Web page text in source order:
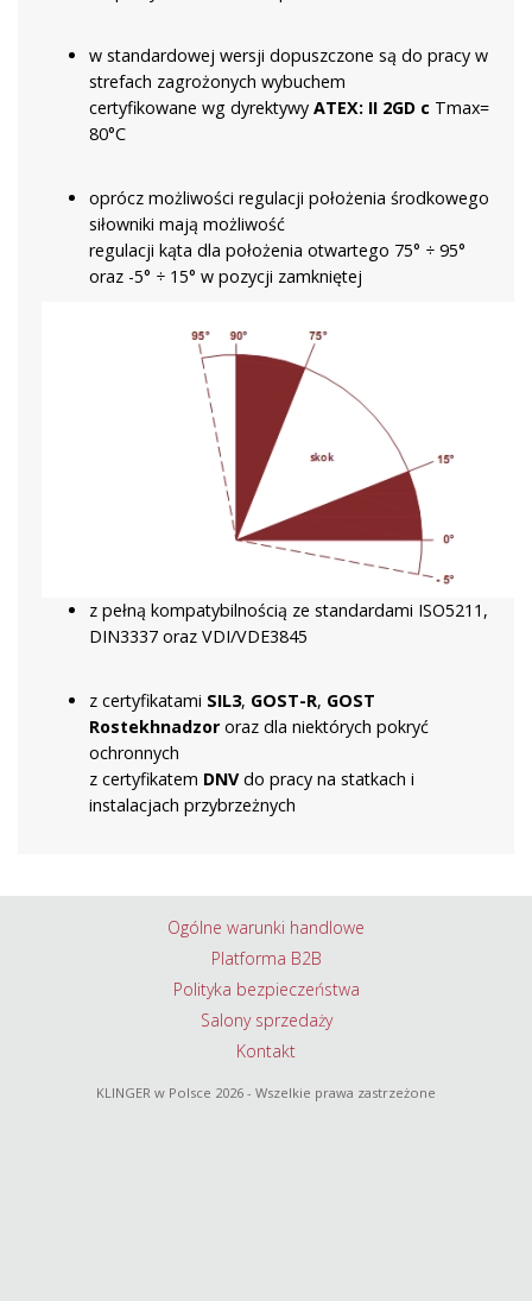
w standardowej wersji dopuszczone są do pracy w
strefach zagrożonych wybuchem
certyfikowane wg dyrektywy ATEX: II 2GD c Tmax=
80°C
oprócz możliwości regulacji położenia środkowego
siłowniki mają możliwość
regulacji kąta dla położenia otwartego 75° ÷ 95°
oraz -5° ÷ 15° w pozycji zamkniętej
z pełną kompatybilnością ze standardami ISO5211,
DIN3337 oraz VDI/VDE3845
z certyfikatami SIL3, GOST-R, GOST
Rostekhnadzor oraz dla niektórych pokryć
ochronnych
z certyfikatem DNVdo pracy na statkach i
instalacjach przybrzeżnych
Ogólne warunki handlowe
Platforma B2B
Polityka bezpieczeństwa
Salony sprzedaży
Kontakt
KLINGER w Polsce 2026 - Wszelkie prawa zastrzeżone